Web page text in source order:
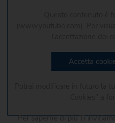
Accetta
Per saperne di più Ti